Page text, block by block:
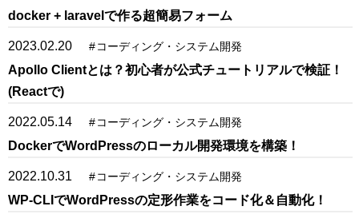
docker + laravelで作る超簡易フォーム
2023.02.20 #コーディング・システム開発
Apollo Clientとは？初心者が公式チュートリアルで検証！
(Reactで)
2022.05.14 #コーディング・システム開発
DockerでWordPressのローカル開発環境を構築！
2022.10.31 #コーディング・システム開発
WP-CLIでWordPressの定形作業をコード化＆自動化！